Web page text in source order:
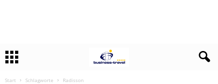
Start Schlagworte Radisson